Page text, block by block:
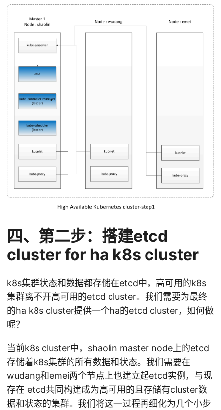
四、第二步：搭建etcd
cluster for ha k8s cluster
k8s集群状态和数据都存储在etcd中，高可用的k8s
集群离不开高可用的etcd cluster。我们需要为最终
的ha k8s cluster提供一个ha的etcd cluster，如何做
呢？
当前k8s cluster中，shaolin master node上的etcd
存储着k8s集群的所有数据和状态。我们需要在
wudang和emei两个节点上也建立起etcd实例，与现
存在 etcd共同构建成为高可用的且存储有cluster数
据和状态的集群。我们将这一过程再细化为几个小步